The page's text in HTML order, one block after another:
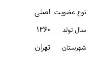
نوع عضویت اصلی
سال تولد ۱۳۶۰
شهرستان تهران